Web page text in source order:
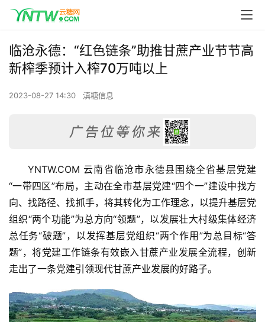
临沧永德：“红色链条”助推甘蔗产业节节高
新榨季预计入榨70万吨以上
2023-08-27 14:30 滇糖信息
YNTW.COM 云南省临沧市永德县围绕全省基层党建
“一带四区”布局，主动在全市基层党建“四个一”建设中找方
向、找路径、找抓手，将其转化为工作理念，以提升基层党
组织“两个功能”为总方向“领题”，以发展壮大村级集体经济
总任务“破题”，以发挥基层党组织“两个作用”为总目标“答
题”，将党建工作链条有效嵌入甘蔗产业发展全流程，创新
走出了一条党建引领现代甘蔗产业发展的好路子。